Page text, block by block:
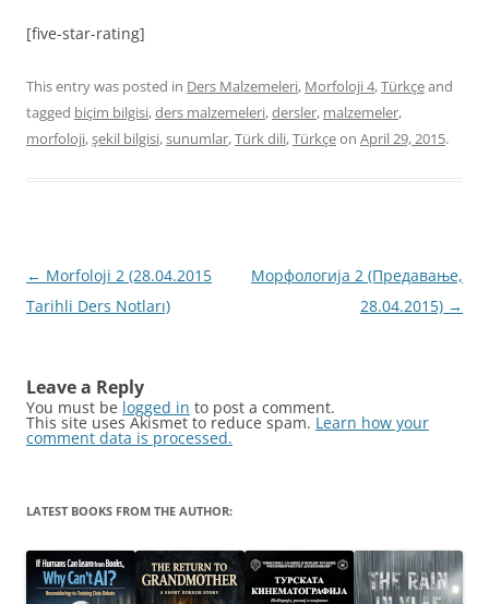
[five-star-rating]
This entry was posted in Ders Malzemeleri, Morfoloji 4,Türkçeand
tagged biçim bilgisi,ders malzemeleri,dersler, malzemeler,
morfoloji,şekil bilgisi,sunumlar,Türk dili,Türkçeon April 29, 2015.
Post
navigation
← Morfoloji 2 (28.04.2015
Tarihli Ders Notları)
Морфологија 2 (Предавање,
28.04.2015) →
Leave a Reply
You must be logged in to post a comment.
This site uses Akismet to reduce spam. Learn how your
comment data is processed.
LATEST BOOKS FROM THE AUTHOR: